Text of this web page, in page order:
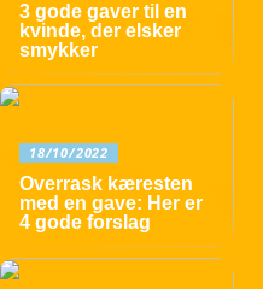
3 gode gaver til en
kvinde, der elsker
smykker
18/10/2022
Overrask kæresten
med en gave: Her er
4 gode forslag